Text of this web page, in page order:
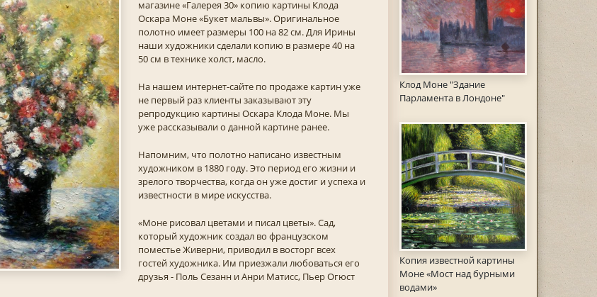
Клод Моне "Здание
Парламента в Лондоне"
Копия известной картины
Моне «Мост над бурными
водами»
магазине «Галерея 30» копию картины Клода
Оскара Моне «Букет мальвы». Оригинальное
полотно имеет размеры 100 на 82 см. Для Ирины
наши художники сделали копию в размере 40 на
50 см в технике холст, масло.
На нашем интернет-сайте по продаже картин уже
не первый раз клиенты заказывают эту
репродукцию картины Оскара Клода Моне. Мы
уже рассказывали о данной картине ранее.
Напомним, что полотно написано известным
художником в 1880 году. Это период его жизни и
зрелого творчества, когда он уже достиг и успеха и
известности в мире искусства.
«Моне рисовал цветами и писал цветы». Сад,
который художник создал во французском
поместье Живерни, приводил в восторг всех
гостей художника. Им приезжали любоваться его
друзья - Поль Сезанн и Анри Матисс, Пьер Огюст